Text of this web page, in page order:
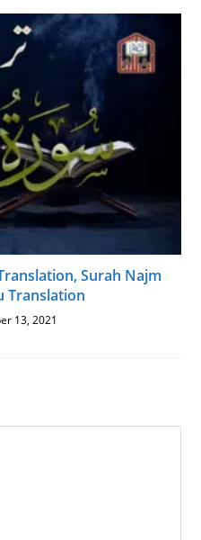
Surah Najm
Translation
13, 2021